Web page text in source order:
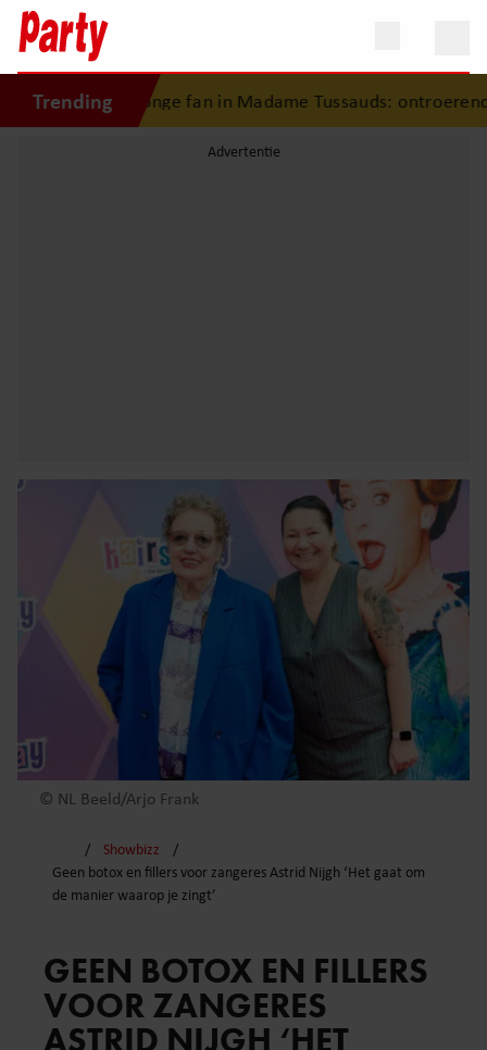
Trending
jonge fan in Madame Tussauds: ontroerend moment
© NL Beeld/Arjo Frank
Showbizz
Geen botox en fillers voor zangeres Astrid Nijgh ‘Het gaat om
de manier waarop je zingt’
GEEN BOTOX EN FILLERS
VOOR ZANGERES
ASTRID NIJGH ‘HET